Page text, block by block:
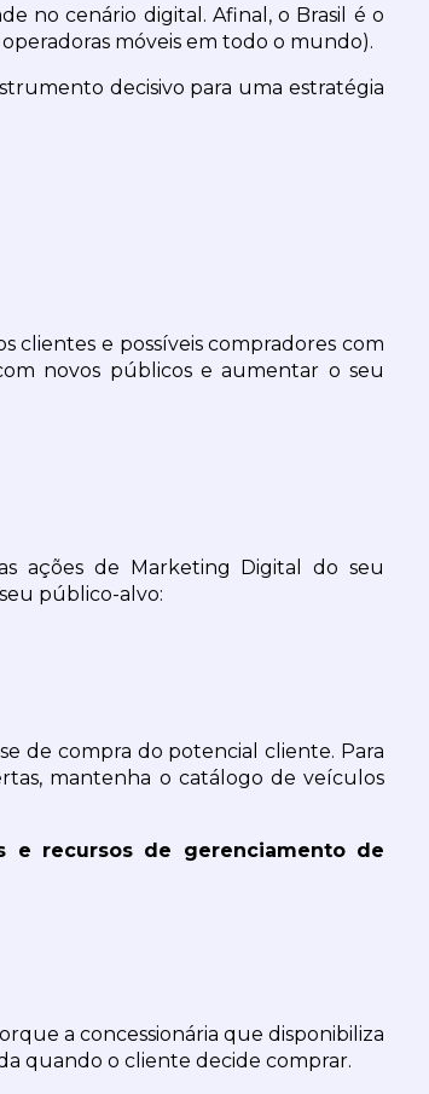
no cenário digital. Afinal, o Brasil é o
móveis em todo o mundo).
decisivo para uma estratégia
clientes e possíveis compradores com
novos públicos e aumentar o seu
ações de Marketing Digital do seu
público-alvo:
de compra do potencial cliente. Para
mantenha o catálogo de veículos
e recursos de gerenciamento de
a concessionária que disponibiliza
quando o cliente decide comprar.